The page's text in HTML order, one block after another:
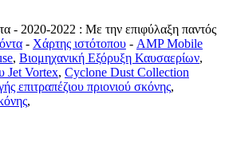
- 2020-2022 : Με την επιφύλαξη παντός
- Χάρτης ιστότοπου - AMP Mobile
, Βιομηχανική Εξόρυξη Καυσαερίων,
Jet Vortex, Cyclone Dust Collection
επιτραπέζιου πριονιού σκόνης,
,